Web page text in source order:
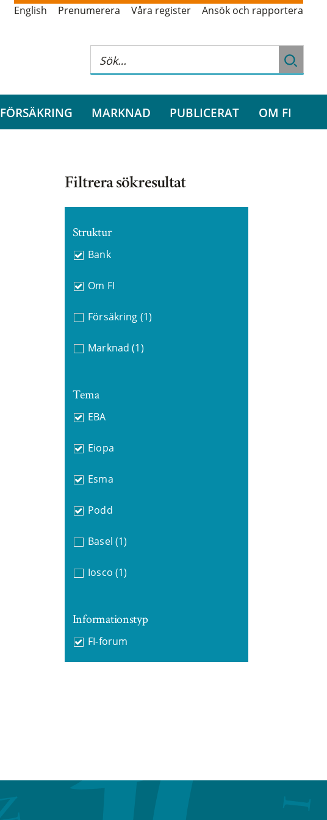
English Prenumerera Våra register Ansök och rapportera
FÖRSÄKRING MARKNAD PUBLICERAT OM FI
Filtrera sökresultat
Struktur
Bank
Om FI
Försäkring (1)
Marknad (1)
Tema
EBA
Eiopa
Esma
Podd
Basel (1)
Iosco (1)
Informationstyp
FI-forum